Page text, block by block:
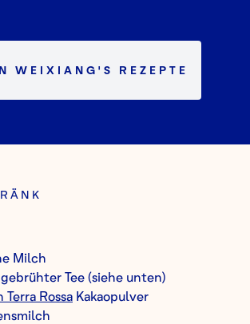
WEIXIANG 'S REZEPTE
Milch
Tee (siehe unten)
Terra Rossa Kakaopulver